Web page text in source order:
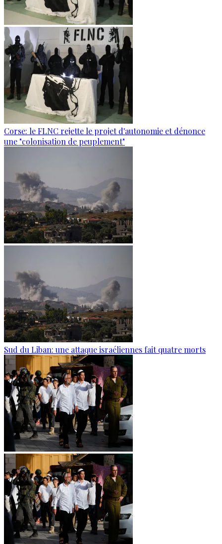
Corse: le FLNC rejette le projet d'autonomie et dénonce
une "colonisation de peuplement"
Sud du Liban: une attaque israéliennes fait quatre morts